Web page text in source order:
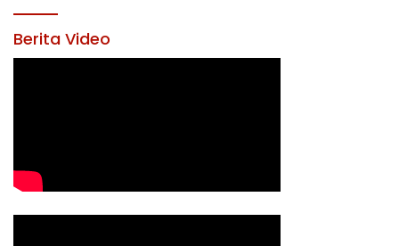
Berita Video